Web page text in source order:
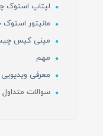
لپتاپ استوک
مانیتور
مینی کیس
مهم
معرفی ویدیویی
سوالات